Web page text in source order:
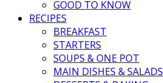
GOOD TO KNOW
RECIPES
BREAKFAST
STARTERS
SOUPS & ONE POT
MAIN DISHES & SALADS